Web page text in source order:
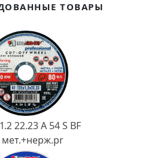
смесь
ТОВАРЫ
22.23 A 54 S BF
мет.+нерж.pr